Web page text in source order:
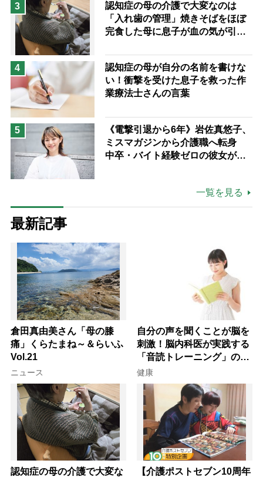
3
認知症の母の介護で大変なのは
「入れ歯の管理」焼きそばをほぼ
完食した母に息子が血の気が引い
4
認知症の母が自分の名前を書けな
い！衝撃を受けた息子を救った作
業療法士さんの言葉
5
《電撃引退から6年》岩佐真悠子、
ミスマガジンから介護職へ転身
中卒・バイト経験ゼロの彼女が見
一覧を見る
最新記事
倉田真由美さん「母の膝
痛」くらたまね～＆らいふ
Vol.21
ニュース
自分の声を聞くことが脳を
刺激！脳内科医が実践する
「音読トレーニング」の極
意
健康
認知症の母の介護で大変な
【介護ポストセブン10周年